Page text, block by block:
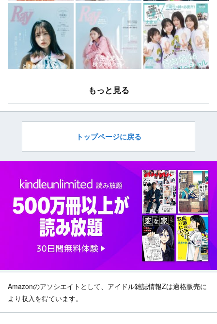
もっと見る
トップページに戻る
Amazonのアソシエイトとして、 アイドル雑誌情報Zは適格販売に
より収入を得ています。